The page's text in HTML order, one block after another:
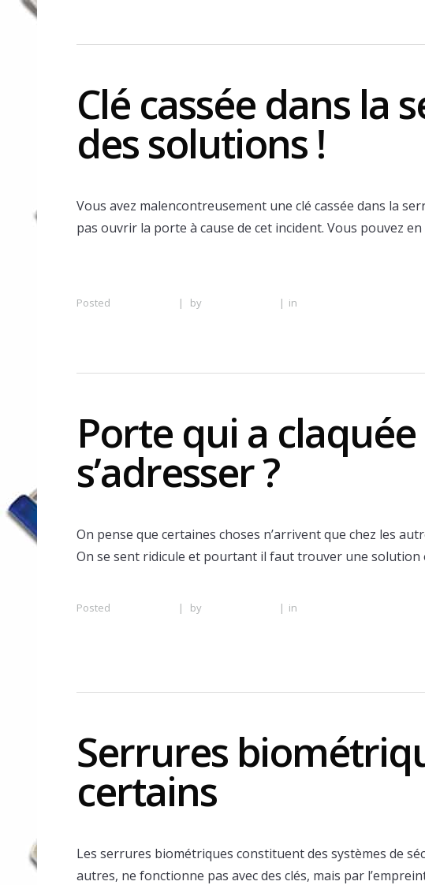
Clé cassée dans la
des solutions !
Vous avez malencontreusement une clé cassée dans la
pas ouvrir la porte à cause de cet incident. Vous pouvez
Posted | by | in
Porte qui a
s’adresser ?
On pense que certaines choses n’arrivent que chez les
On se sent ridicule et pourtant il faut trouver une solution
Posted | by | in
Serrures
certains
Les serrures biométriques constituent des systèmes de
autres, ne fonctionne pas avec des clés, mais par